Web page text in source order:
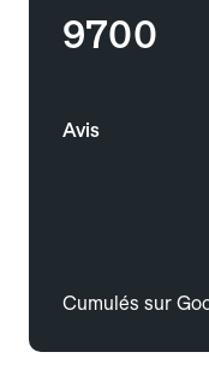
9700
Avis
Cumulés sur